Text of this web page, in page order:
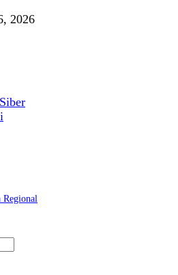
2026
dan Regional